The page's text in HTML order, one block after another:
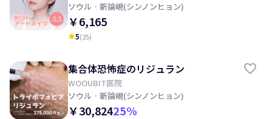
ソウル · 新論峴(シンノンヒョン)
￥6,165
kid_star5(25)
集合体恐怖症のリジュラン
WOOUBIT医院
ソウル · 新論峴(シンノンヒョン)
￥30,82425%